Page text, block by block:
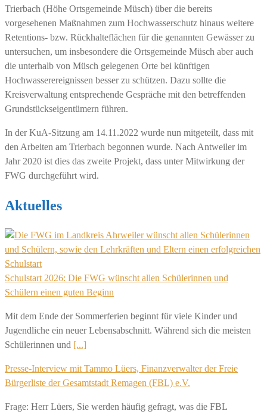
Trierbach (Höhe Ortsgemeinde Müsch) über die bereits
vorgesehenen Maßnahmen zum Hochwasserschutz hinaus weitere
Retentions- bzw. Rückhalteflächen für die genannten Gewässer zu
untersuchen, um insbesondere die Ortsgemeinde Müsch aber auch
die unterhalb von Müsch gelegenen Orte bei künftigen
Hochwasserereignissen besser zu schützen. Dazu sollte die
Kreisverwaltung entsprechende Gespräche mit den betreffenden
Grundstückseigentümern führen.
In der KuA-Sitzung am 14.11.2022 wurde nun mitgeteilt, dass mit
den Arbeiten am Trierbach begonnen wurde. Nach Antweiler im
Jahr 2020 ist dies das zweite Projekt, dass unter Mitwirkung der
FWG durchgeführt wird.
Aktuelles
Schulstart 2026: Die FWG wünscht allen Schülerinnen und
Schülern einen guten Beginn
Mit dem Ende der Sommerferien beginnt für viele Kinder und
Jugendliche ein neuer Lebensabschnitt. Während sich die meisten
Schülerinnen und [...]
Presse-Interview mit Tammo Lüers, Finanzverwalter der Freie
Bürgerliste der Gesamtstadt Remagen (FBL) e.V.
Frage: Herr Lüers, Sie werden häufig gefragt, was die FBL